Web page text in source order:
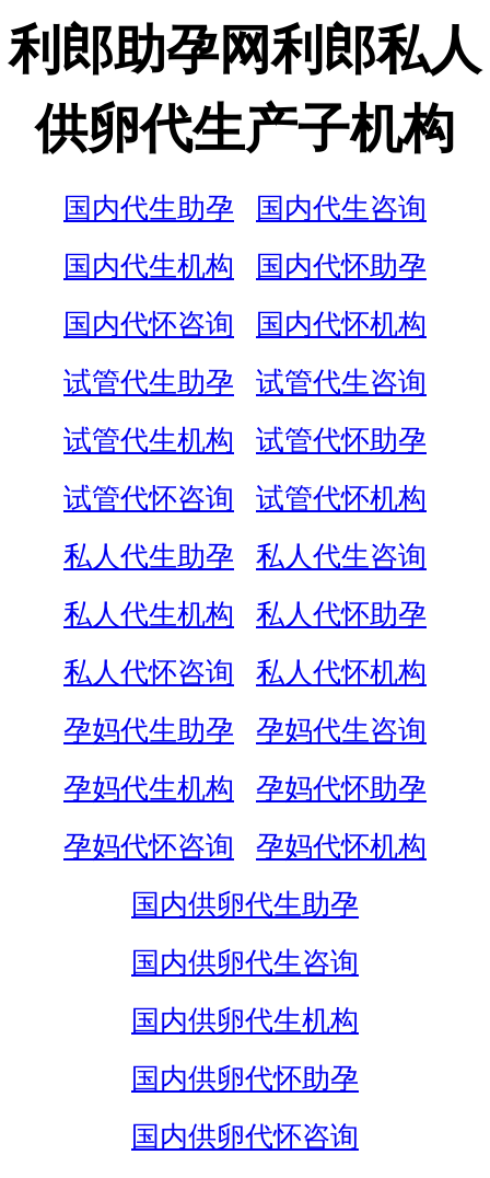
利郎助孕网利郎私人
供卵代生产子机构
国内代生助孕
国内代生咨询
国内代生机构
国内代怀助孕
国内代怀咨询
国内代怀机构
试管代生助孕
试管代生咨询
试管代生机构
试管代怀助孕
试管代怀咨询
试管代怀机构
私人代生助孕
私人代生咨询
私人代生机构
私人代怀助孕
私人代怀咨询
私人代怀机构
孕妈代生助孕
孕妈代生咨询
孕妈代生机构
孕妈代怀助孕
孕妈代怀咨询
孕妈代怀机构
国内供卵代生助孕
国内供卵代生咨询
国内供卵代生机构
国内供卵代怀助孕
国内供卵代怀咨询